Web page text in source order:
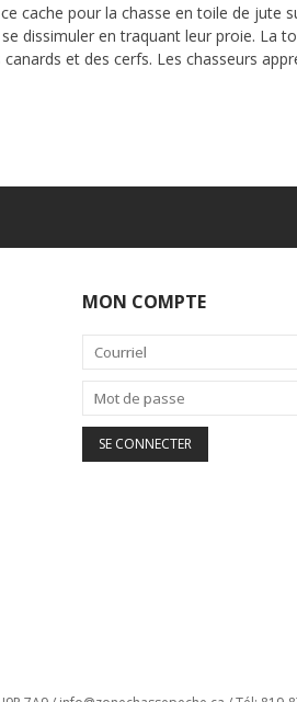
cache pour la chasse en toile de jute
dissimuler en traquant leur proie. La
et des cerfs. Les chasseurs
MON COMPTE